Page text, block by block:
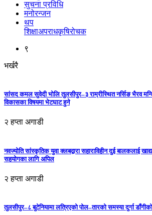
सुचना प्रविधि
मनोरन्जन
थप
शिक्षाअपराधकृषिरोचक
९
भर्खरै
सांसद कमल सुवेदी भोलि तुलसीपुर–३ राम्रीस्थित नर्सिङ भैरव
विकासका विषयमा भेटघाट हुने
२ हप्ता अगाडी
नवज्योति सांस्कृतिक युवा क्लबद्वारा सहाराविहीन दुई बालकलाई
सहयोगका लागि अपिल
२ हप्ता अगाडी
तुलसीपुर–८ बुटेनियामा लत्रिएको पोल–तारको समस्या दुर्गा